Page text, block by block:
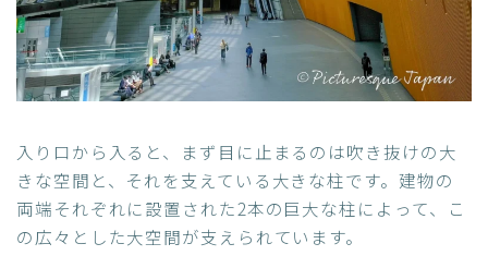
入り口から入ると、まず目に止まるのは吹き抜けの大
きな空間と、それを支えている大きな柱です。建物の
両端それぞれに設置された2本の巨大な柱によって、こ
の広々とした大空間が支えられています。